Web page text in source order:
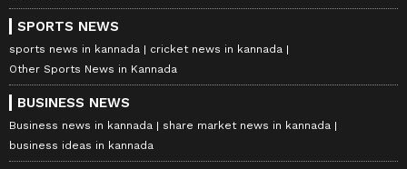
SPORTS NEWS
sports news in kannada
cricket news in kannada
Other Sports News in Kannada
BUSINESS NEWS
Business news in kannada
share market news in kannada
business ideas in kannada